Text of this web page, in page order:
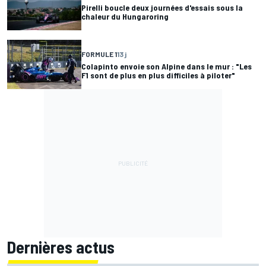
Pirelli boucle deux journées d'essais sous la
chaleur du Hungaroring
FORMULE 113 j
Colapinto envoie son Alpine dans le mur : "Les
F1 sont de plus en plus difficiles à piloter"
Dernières actus